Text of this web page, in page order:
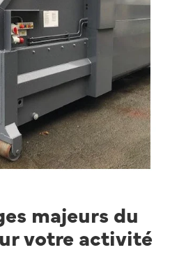
majeurs du
votre activité